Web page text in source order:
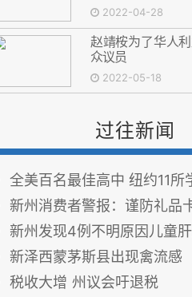
2022-04-28
赵靖桉为了华人
众议员
2022-05-18
过往新闻
全美百名最佳高中 纽约11所
新州消费者警报：谨防礼品
新州发现4例不明原因儿童
新泽西蒙茅斯县出现禽流感
税收大增 州议会吁退税